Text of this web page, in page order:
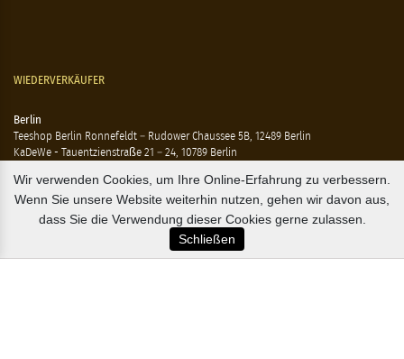
WIEDERVERKÄUFER
Berlin
Teeshop Berlin Ronnefeldt – Rudower Chaussee 5B, 12489 Berlin
KaDeWe - Tauentzienstraße 21 – 24, 10789 Berlin
Ting - Rykestraße 41, 10405 Berlin
Flensburg
Marzipan Im Hof – Rote Str. 18-20, 24937 Flensburg
Wir verwenden Cookies, um Ihre Online-Erfahrung zu verbessern.
Wenn Sie unsere Website weiterhin nutzen, gehen wir davon aus,
dass Sie die Verwendung dieser Cookies gerne zulassen.
Schließen